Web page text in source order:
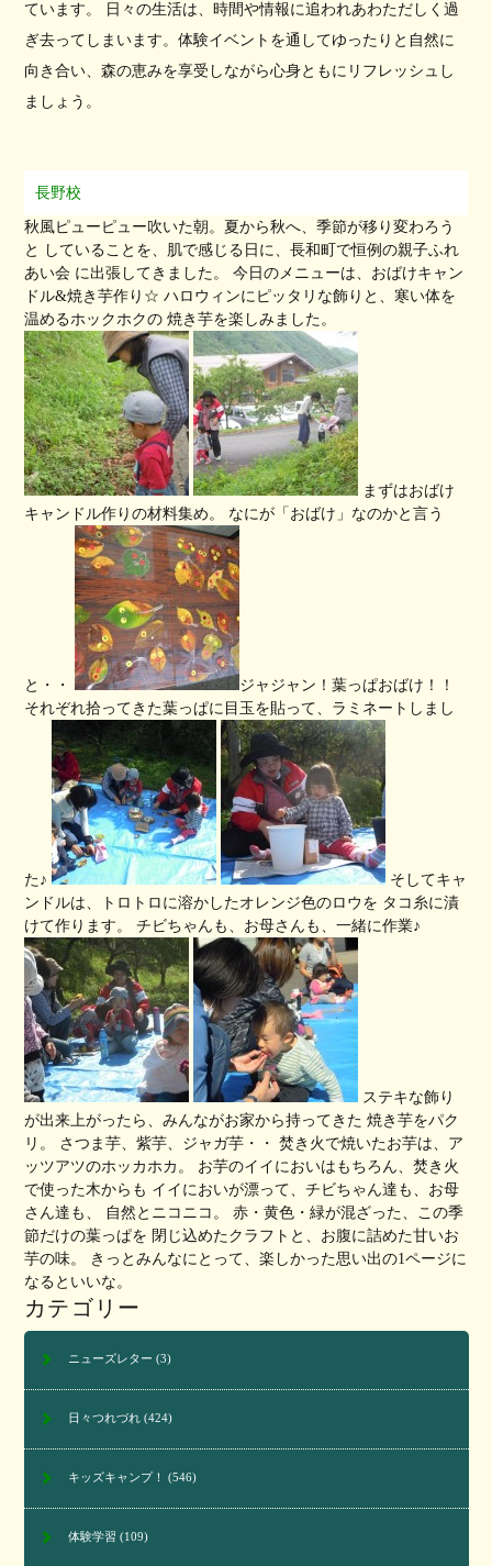
ています。 日々の生活は、時間や情報に追われあわただしく過
ぎ去ってしまいます。体験イベントを通してゆったりと自然に
向き合い、森の恵みを享受しながら心身ともにリフレッシュし
ましょう。
長野校
秋風ピューピュー吹いた朝。夏から秋へ、季節が移り変わろう
と していることを、肌で感じる日に、長和町で恒例の親子ふれ
あい会 に出張してきました。 今日のメニューは、おばけキャン
ドル&焼き芋作り☆ ハロウィンにピッタリな飾りと、寒い体を
温めるホックホクの 焼き芋を楽しみました。
まずはおばけ
キャンドル作りの材料集め。 なにが「おばけ」なのかと言う
と・・
ジャジャン！葉っぱおばけ！！
それぞれ拾ってきた葉っぱに目玉を貼って、ラミネートしまし
た♪
そしてキャ
ンドルは、トロトロに溶かしたオレンジ色のロウを タコ糸に漬
けて作ります。 チビちゃんも、お母さんも、一緒に作業♪
ステキな飾り
が出来上がったら、みんながお家から持ってきた 焼き芋をパク
リ。 さつま芋、紫芋、ジャガ芋・・ 焚き火で焼いたお芋は、ア
ッツアツのホッカホカ。 お芋のイイにおいはもちろん、焚き火
で使った木からも イイにおいが漂って、チビちゃん達も、お母
さん達も、 自然とニコニコ。 赤・黄色・緑が混ざった、この季
節だけの葉っぱを 閉じ込めたクラフトと、お腹に詰めた甘いお
芋の味。 きっとみんなにとって、楽しかった思い出の1ページに
なるといいな。
カテゴリー
ニューズレター (3)
日々つれづれ(424)
キッズキャンプ！ (546)
体験学習 (109)